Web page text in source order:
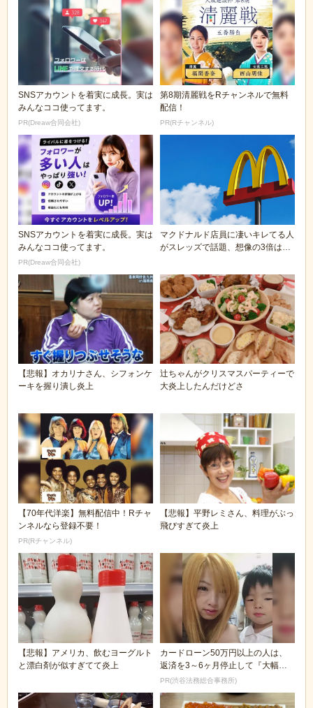
SNSアカウントを着実に成長。実は
みんなココ使ってます。
PR(Dreaw合同会社)
第8期清麗戦をRチャンネルで無料
配信！
PR(Rチャンネル)
SNSアカウントを着実に成長。実は
みんなココ使ってます。
PR(Dreaw合同会社)
マクドナルド店員に凄いキレてる人
がスレッズで話題、想像の3倍は怒
【悲報】オカリナさん、シフォンケ
ーキを握り潰し炎上
辻ちゃんがクリスマスパーティーで
大炎上したんだけどさ
【70年代洋楽】無料配信中！Rチャ
ンネルなら登録不要！
PR(Rチャンネル)
【悲報】平野レミさん、料理がぶっ
飛びすぎて炎上
【悲報】アメリカ、飲むヨーグルト
と漂白剤が似すぎてて炎上
カードローン50万円以上の人は、
返済を3～6ヶ月停止して『大幅に
減額してから返済...
PR(渋谷法務総合事務所)